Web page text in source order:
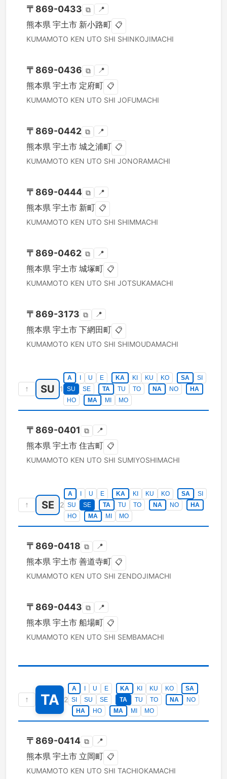
〒 869-0433 ⧉ 📍
熊本県 宇土市 新小路町 📋
KUMAMOTO KEN UTO SHI SHINKOJIMACHI
〒 869-0436 ⧉ 📍
熊本県 宇土市 定府町 📋
KUMAMOTO KEN UTO SHI JOFUMACHI
〒 869-0442 ⧉ 📍
熊本県 宇土市 城之浦町 📋
KUMAMOTO KEN UTO SHI JONORAMACHI
〒 869-0444 ⧉ 📍
熊本県 宇土市 新町 📋
KUMAMOTO KEN UTO SHI SHIMMACHI
〒 869-0462 ⧉ 📍
熊本県 宇土市 城塚町 📋
KUMAMOTO KEN UTO SHI JOTSUKAMACHI
〒 869-3173 ⧉ 📍
熊本県 宇土市 下網田町 📋
KUMAMOTO KEN UTO SHI SHIMOUDAMACHI
↑ SU 1
A U E KA KI KU KO SA
SI
SU
SE TA TU TO NA NO
HA
HO
MA MI MO
〒 869-0401 ⧉ 📍
熊本県 宇土市 住吉町 📋
KUMAMOTO KEN UTO SHI SUMIYOSHIMACHI
↑ SE 2
A U E KA KI KU KO SA
SI
SU
SE TA TU TO NA NO
HA
HO
MA MI MO
〒 869-0418 ⧉ 📍
熊本県 宇土市 善道寺町 📋
KUMAMOTO KEN UTO SHI ZENDOJIMACHI
〒 869-0443 ⧉ 📍
熊本県 宇土市 船場町 📋
KUMAMOTO KEN UTO SHI SEMBAMACHI
↑ TA 2
A U E KA KI KU KO
SA
SI
SU SE TA TU TO NA
NO
HA
HO MA MI MO
〒 869-0414 ⧉ 📍
熊本県 宇土市 立岡町 📋
KUMAMOTO KEN UTO SHI TACHIOKAMACHI